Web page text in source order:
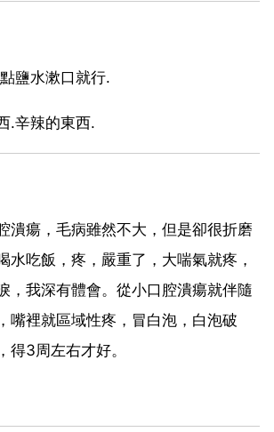
鹽水漱口就行.
.辛辣的東西.
潰瘍，毛病雖然不大，但是卻很折磨
水吃飯，疼，嚴重了，大喘氣就疼，
，我深有體會。從小口腔潰瘍就伴隨
嘴裡就區域性疼，冒白泡，白泡破
得3周左右才好。